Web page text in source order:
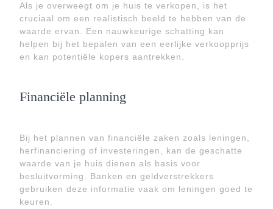
Als je overweegt om je huis te verkopen, is het
cruciaal om een realistisch beeld te hebben van de
waarde ervan. Een nauwkeurige schatting kan
helpen bij het bepalen van een eerlijke verkoopprijs
en kan potentiële kopers aantrekken.
Financiële planning
Bij het plannen van financiële zaken zoals leningen,
herfinanciering of investeringen, kan de geschatte
waarde van je huis dienen als basis voor
besluitvorming. Banken en geldverstrekkers
gebruiken deze informatie vaak om leningen goed te
keuren.